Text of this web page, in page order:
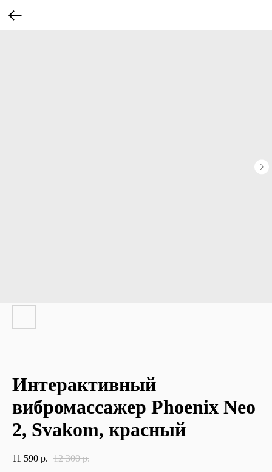
Интерактивный
вибромассажер Phoenix Neo
2, Svakom, красный
11 590 р. 12 300 р.